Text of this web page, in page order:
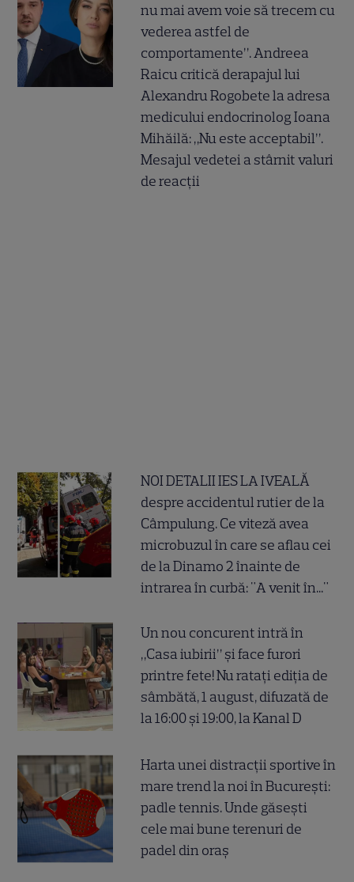
nu mai avem voie să trecem cu
vederea astfel de
comportamente”. Andreea
Raicu critică derapajul lui
Alexandru Rogobete la adresa
medicului endocrinolog Ioana
Mihăilă: „Nu este acceptabil”.
Mesajul vedetei a stârnit valuri
de reacții
NOI DETALII IES LA IVEALĂ
despre accidentul rutier de la
Câmpulung. Ce viteză avea
microbuzul în care se aflau cei
de la Dinamo 2 înainte de
intrarea în curbă: "A venit în..."
Un nou concurent intră în
„Casa iubirii” și face furori
printre fete! Nu ratați ediția de
sâmbătă, 1 august, difuzată de
la 16:00 și 19:00, la Kanal D
Harta unei distracții sportive în
mare trend la noi în București:
padle tennis. Unde găsești
cele mai bune terenuri de
padel din oraș